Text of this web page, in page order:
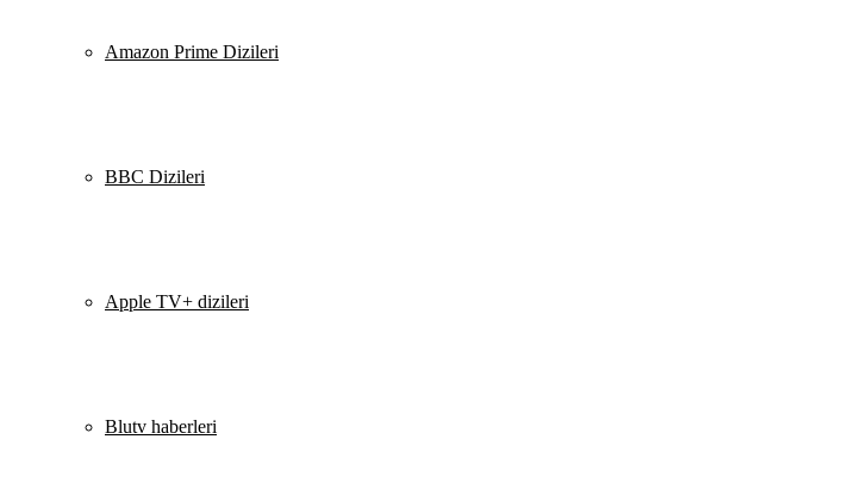
Amazon Prime Dizileri
BBC Dizileri
Apple TV+ dizileri
Blutv haberleri